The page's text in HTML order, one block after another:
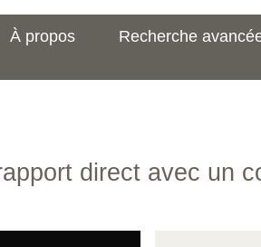
À propos Recherche
direct avec un